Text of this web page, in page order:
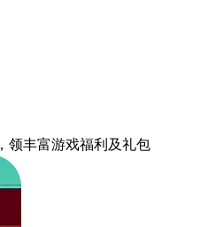
，领丰富游戏福利 及礼包